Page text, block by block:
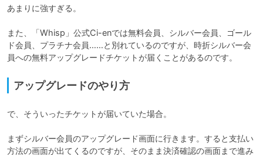
あまりに強すぎる。
また、「Whisp」公式Ci-enでは無料会員、シルバー会員、ゴール
ド会員、プラチナ会員……と別れているのですが、時折シルバー会
員への無料アップグレードチケットが届くことがあるのです。
アップグレードのやり方
で、そういったチケットが届いていた場合。
まずシルバー会員のアップグレード画面に行きます。すると支払い
方法の画面が出てくるのですが、そのまま決済確認の画面まで進み